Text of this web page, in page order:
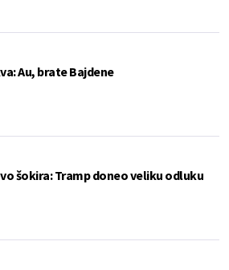
Au, brate Bajdene
šokira: Tramp doneo veliku odluku